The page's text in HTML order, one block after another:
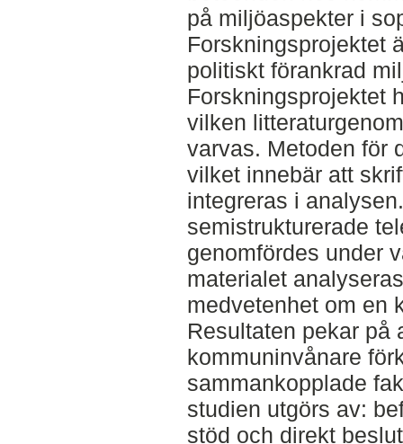
på miljöaspekter i
Forskningsprojektet
politiskt förankrad
Forskningsprojektet
vilken
varvas. Metoden för
vilket innebär att
integreras i
semistrukturerade
genomfördes under
materialet
medvetenhet om en
Resultaten pekar på
kommuninvånare
sammankopplade
studien utgörs av:
stöd och direkt